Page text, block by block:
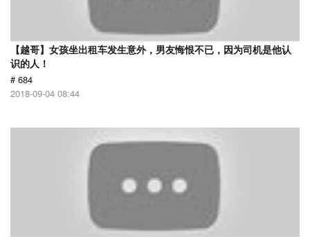
【越哥】女孩坐出租车发生意外，男友悔恨不已，因为司机是他认
识的人！
# 684
2018-09-04 08:44